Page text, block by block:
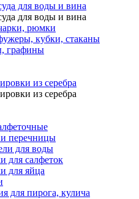
для воды и вина
для воды и вина
рюмки
кубки, стаканы
графины
из серебра
из серебра
перечницы
для воды
для салфеток
для яйца
для пирога, кулича